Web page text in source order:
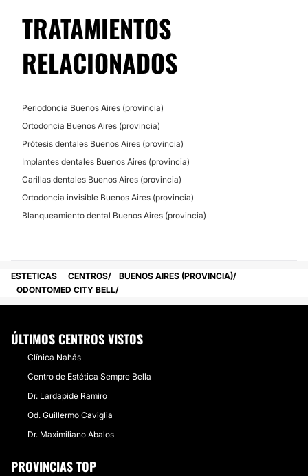
Posibilidad de videoconsulta:
No
No
TRATAMIENTOS
RELACIONADOS
Periodoncia Buenos Aires (provincia)
Ortodoncia Buenos Aires (provincia)
Prótesis dentales Buenos Aires (provincia)
Implantes dentales Buenos Aires (provincia)
Carillas dentales Buenos Aires (provincia)
Ortodoncia invisible Buenos Aires (provincia)
Blanqueamiento dental Buenos Aires (provincia)
ESTETICAS CENTROS
BUENOS AIRES (PROVINCIA)
ODONTOMED CITY BELL
ÚLTIMOS CENTROS VISTOS
Clínica Nahás
Centro de Estética Sempre Bella
Dr. Lardapide Ramiro
Od. Guillermo Caviglia
Dr. Maximiliano Abalos
PROVINCIAS TOP